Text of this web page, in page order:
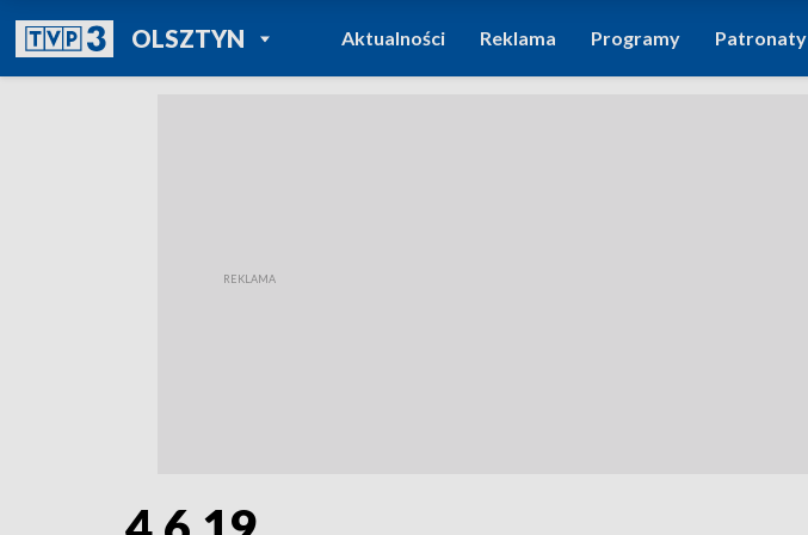
OLSZTYNPOWRÓT DO
TVP REGIONY
Aktualności Reklama Programy Patronaty